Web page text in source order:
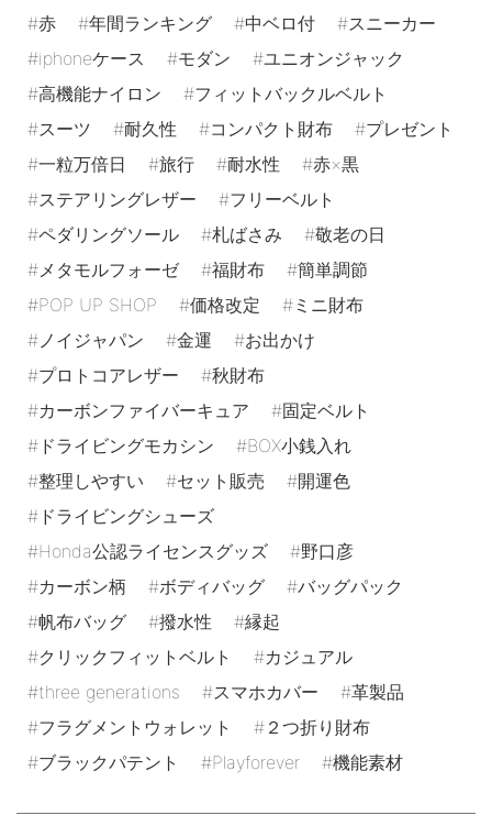
赤
年間ランキング 中ベロ付
スニーカー
iphoneケース
モダン
ユニオンジャック
高機能ナイロン
フィットバックルベルト
スーツ
耐久性 コンパクト財布
プレゼント
一粒万倍日
旅行 耐水性
赤×黒
ステアリングレザー
フリーベルト
ペダリングソール
札ばさみ
敬老の日
メタモルフォーゼ
福財布
簡単調節
POP UP SHOP
価格改定
ミニ財布
ノイジャパン
金運
お出かけ
プロトコアレザー
秋財布
カーボンファイバーキュア
固定ベルト
ドライビングモカシン
BOX小銭入れ
整理しやすい
セット販売
開運色
ドライビングシューズ
Honda公認ライセンスグッズ
野口彦
カーボン柄
ボディバッグ
バッグパック
帆布バッグ
撥水性
縁起
クリックフィットベルト
カジュアル
three generations
スマホカバー
革製品
フラグメントウォレット
２つ折り財布
ブラックパテント
Playforever 機能素材